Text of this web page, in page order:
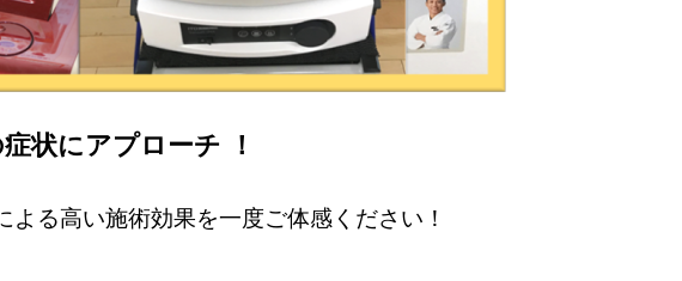
状にアプローチ ！
よる高い施術効果を一度ご体感ください！